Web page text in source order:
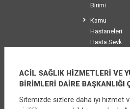
Birimi
Kamu
Hastaneleri
Hasta Sevk
ACİL SAĞLIK
ACİL SAĞLIK HİZMETLERİ VE
BİRİMLERİ DAİRE
Sitemizde sizlere daha iyi hizmet